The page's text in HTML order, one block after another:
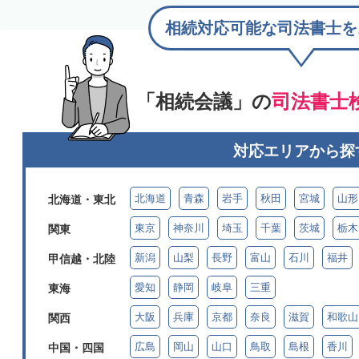
「相続会議」の司法書士
相続対応可能な司法書士
対応エリアから探
北海道・東北 北海道 青森 岩手 秋田 宮城 山形
関東 東京 神奈川 埼玉 千葉 茨城 栃木
甲信越・北陸 新潟 山梨 長野 富山 石川 福井
東海 愛知 静岡 岐阜 三重
関西 大阪 兵庫 京都 奈良 滋賀 和歌山
中国・四国 広島 岡山 山口 鳥取 島根 香川